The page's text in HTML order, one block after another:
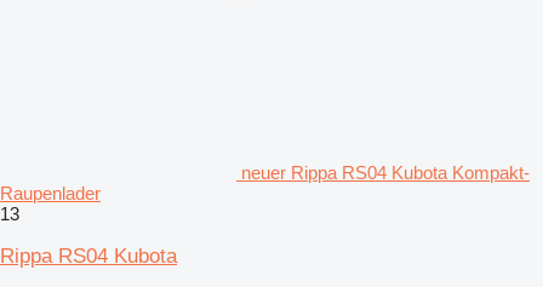
neuer Rippa RS04 Kubota Kompakt-
Raupenlader
13
Rippa RS04 Kubota